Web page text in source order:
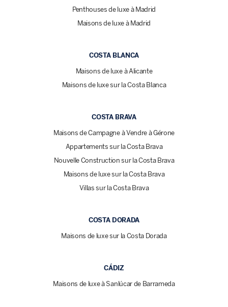
Penthouses de luxe à Madrid
Maisons de luxe à Madrid
COSTA BLANCA
Maisons de luxe à Alicante
Maisons de luxe sur la Costa Blanca
COSTA BRAVA
Maisons de Campagne à Vendre à Gérone
Appartements sur la Costa Brava
Nouvelle Construction sur la Costa Brava
Maisons de luxe sur la Costa Brava
Villas sur la Costa Brava
COSTA DORADA
Maisons de luxe sur la Costa Dorada
CÁDIZ
Maisons de luxe à Sanlúcar de Barrameda